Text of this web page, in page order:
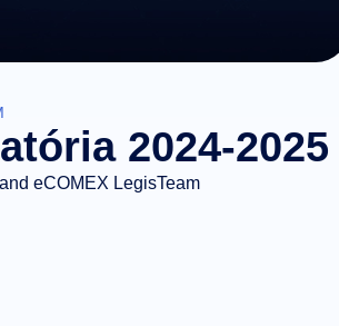
2024-2025
eCOMEX LegisTeam